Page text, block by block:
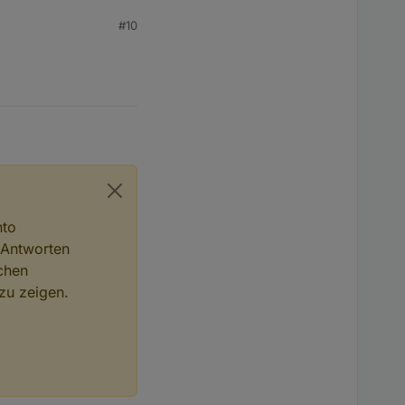
#10
zeigen.